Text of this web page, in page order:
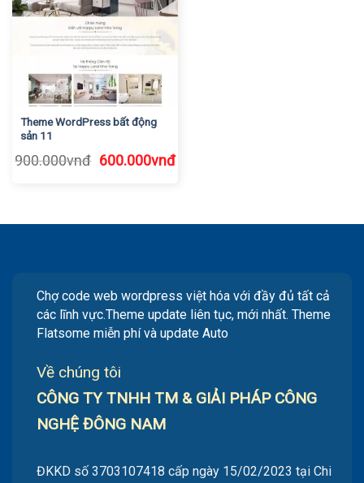
Theme WordPress bất động
sản 11
900.000vnđ Giá
600.000vnđGiá
Chợ code web wordpress việt hóa với đầy đủ tất cả
các lĩnh vực.Theme update liên tục, mới nhất. Theme
Flatsome miễn phí và update Auto
Về chúng tôi
CÔNG TY TNHH TM & GIẢI PHÁP CÔNG
NGHỆ ĐÔNG NAM
ĐKKD số 3703107418 cấp ngày 15/02/2023 tại Chi